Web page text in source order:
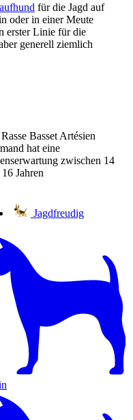
für die Jagd auf
oder in einer Meute
erster Linie für die
generell ziemlich
Basset Artésien
hat eine
zwischen 14
Jahren
Jagdfreudig